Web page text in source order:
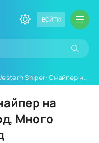
ВОЙТИ
Sniper: Снайпер на Диком Западе (Мод, Много денег)
на
Много